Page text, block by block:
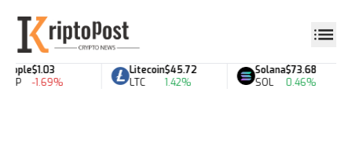
$1.03
-1.69%
Litecoin
LTC
$45.72
1.42%
Solana
SOL
$73.68
0.46%